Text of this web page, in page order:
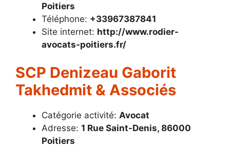
Poitiers
Téléphone: +33967387841
Site internet: http://www.rodier-
avocats-poitiers.fr/
SCP Denizeau Gaborit
Takhedmit & Associés
Catégorie activité: Avocat
Adresse: 1 Rue Saint-Denis, 86000
Poitiers